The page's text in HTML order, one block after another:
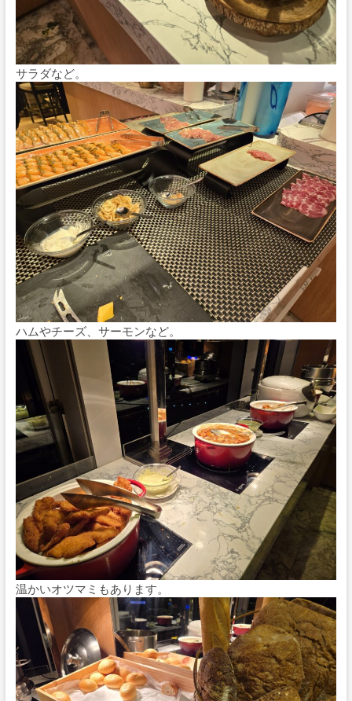
サラダなど。
ハムやチーズ、サーモンなど。
温かいオツマミもあります。